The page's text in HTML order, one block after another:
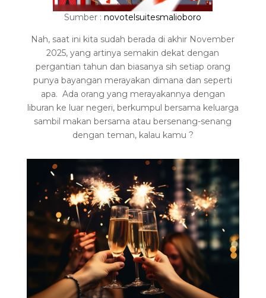
Sumber :novotelsuitesmalioboro
Nah, saat ini kita sudah berada di akhir November
2025, yang artinya semakin dekat dengan
pergantian tahun dan biasanya sih setiap orang
punya bayangan merayakan dimana dan seperti
apa. Ada orang yang merayakannya dengan
liburan ke luar negeri, berkumpul bersama keluarga
sambil makan bersama atau bersenang-senang
dengan teman, kalau kamu ?